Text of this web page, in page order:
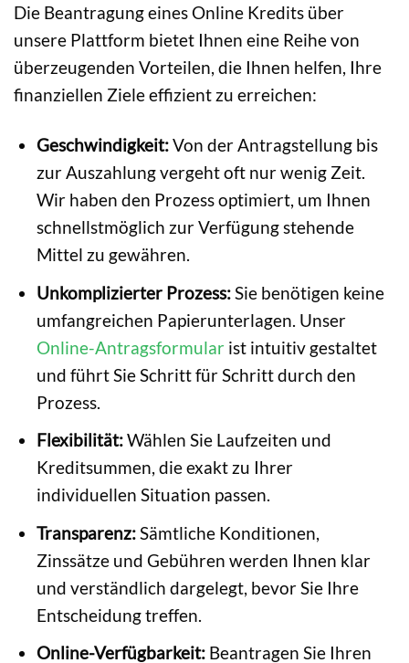
Die Beantragung eines Online Kredits über
unsere Plattform bietet Ihnen eine Reihe von
überzeugenden Vorteilen, die Ihnen helfen, Ihre
finanziellen Ziele effizient zu erreichen:
Geschwindigkeit:Von der Antragstellung bis
zur Auszahlung vergeht oft nur wenig Zeit.
Wir haben den Prozess optimiert, um Ihnen
schnellstmöglich zur Verfügung stehende
Mittel zu gewähren.
Unkomplizierter Prozess:Sie benötigen keine
umfangreichen Papierunterlagen. Unser
Online-Antragsformularist intuitiv gestaltet
und führt Sie Schritt für Schritt durch den
Prozess.
Flexibilität:Wählen Sie Laufzeiten und
Kreditsummen, die exakt zu Ihrer
individuellen Situation passen.
Transparenz:Sämtliche Konditionen,
Zinssätze und Gebühren werden Ihnen klar
und verständlich dargelegt, bevor Sie Ihre
Entscheidung treffen.
Online-Verfügbarkeit:Beantragen Sie Ihren